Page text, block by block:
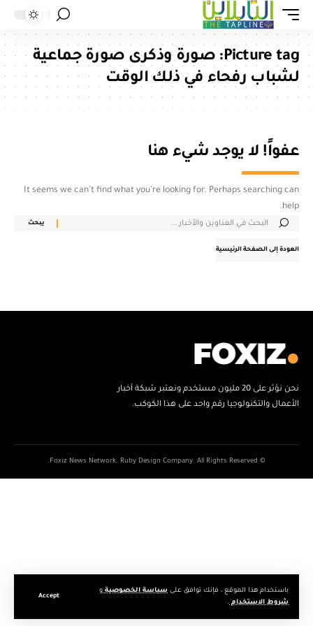
باستخدام هذا الموقع ، فإنك توافق على سياسة الخصوصية و
شروط الاستخدام .
Accept
Picture tag: صورة وذكرى صورة جماعية
لشباب رفحاء في ذلك الوقت
عفواً! لا يوجد شيء هنا
It seems we can’t find what you’re looking for. Perhaps searching can
help.
العودة إلى الصفحة الرئيسية
نحن نؤثر على 20 مليون مستخدم ونعتبر شبكة أخبار
الأعمال والتكنولوجيا رقم واحد على هذا الكوكب.
© Foxiz News Network. Ruby Design Company. All Rights Reserved.